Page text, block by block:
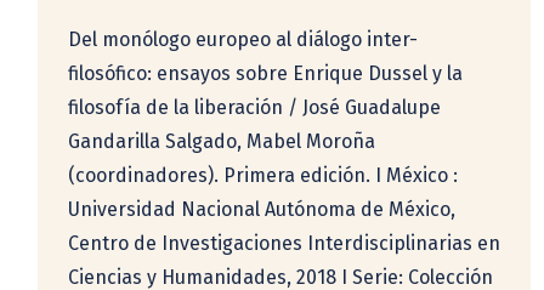
Del monólogo europeo al diálogo inter-
filosófico: ensayos sobre Enrique Dussel y la
filosofía de la liberación / José Guadalupe
Gandarilla Salgado, Mabel Moroña
(coordinadores). Primera edición. I México :
Universidad Nacional Autónoma de México,
Centro de Investigaciones Interdisciplinarias en
Ciencias y Humanidades, 2018 I Serie: Colección